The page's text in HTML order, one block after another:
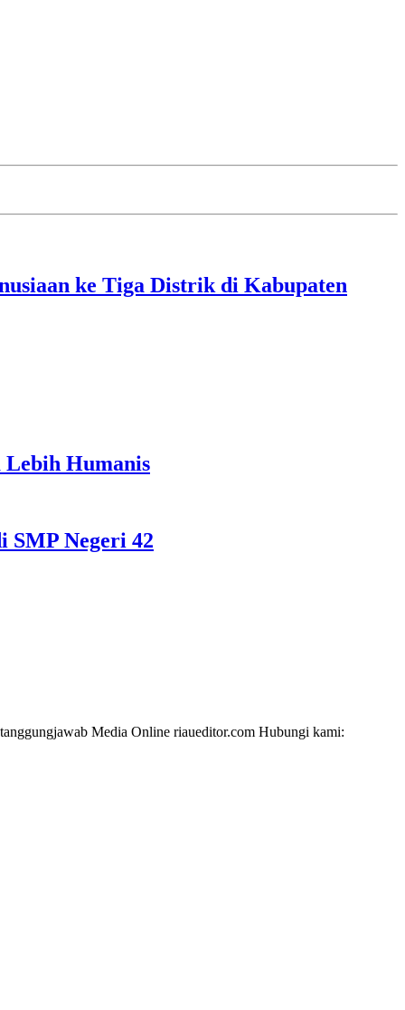
ke Tiga Distrik di Kabupaten
Lebih Humanis
SMP Negeri 42
Media Online riaueditor.com Hubungi kami: